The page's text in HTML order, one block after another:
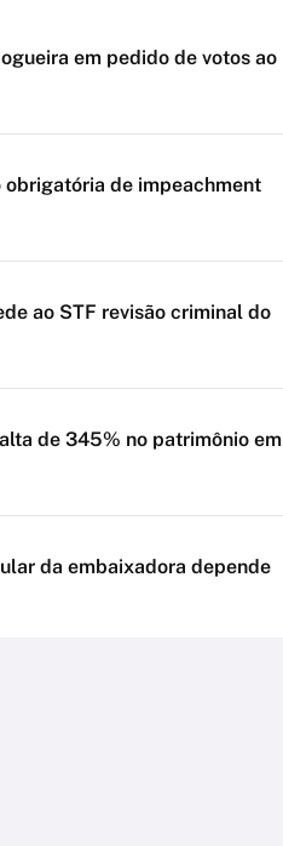
em pedido de votos ao
obrigatória de impeachment
ao STF revisão criminal do
de 345% no patrimônio em
da embaixadora depende